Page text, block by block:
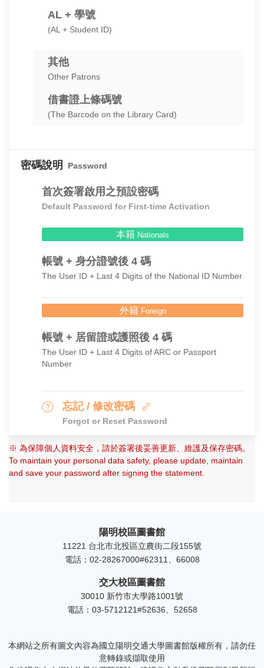
AL + 學號
(AL + Student ID)
其他
Other Patrons
借書證上條碼號
(The Barcode on the Library Card)
密碼說明 Password
首次簽署啟用之預設密碼
Default Password for First-time Activation
本籍 Nationals
帳號 + 身分證號後 4 碼
The User ID + Last 4 Digits of the National ID Number
外籍 Foreign
帳號 + 居留證或護照後 4 碼
The User ID + Last 4 Digits of ARC or Passport
Number
忘記 / 修改密碼
Forgot or Reset Password
※ 為保障個人資料安全，請於簽署後妥善更新、維護及保存密碼。
To maintain your personal data safety, please update, maintain
and save your password after signing the statement.
陽明校區圖書館
11221 台北市北投區立農街二段155號
電話： 02-28267000#62311、66008
交大校區圖書館
30010 新竹市大學路1001號
電話： 03-5712121#52636、52658
本網站之所有圖文內容為國立陽明交通大學圖書館版權所有，請勿任
意轉錄或擷取使用